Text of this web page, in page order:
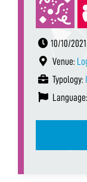
10/10/
Venue:
Typology:
Language: